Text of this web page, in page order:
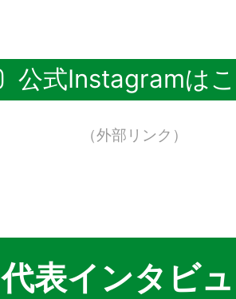
公式Instagramは
（外部リンク）
代表インタビ